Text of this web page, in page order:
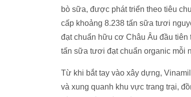
bò sữa, được phát triển theo tiêu
cấp khoảng 8.238 tấn sữa tươi
đạt chuẩn hữu cơ Châu Âu đầu
tấn sữa tươi đạt chuẩn organic mỗi
Từ khi bắt tay vào xây dựng,
và xung quanh khu vực trang trại,